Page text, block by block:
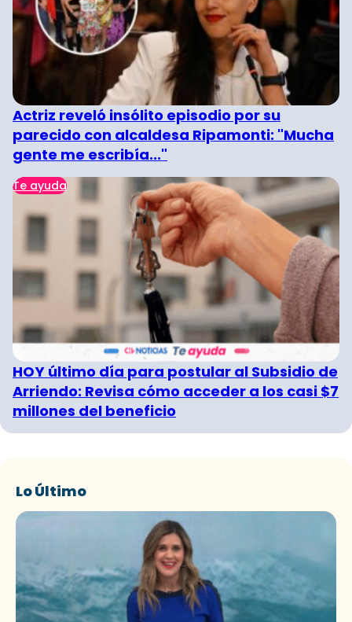
Actriz reveló insólito episodio por su
parecido con alcaldesa Ripamonti: "Mucha
gente me escribía..."
Te ayuda
HOY último día para postular al Subsidio de
Arriendo: Revisa cómo acceder a los casi $7
millones del beneficio
Lo Último